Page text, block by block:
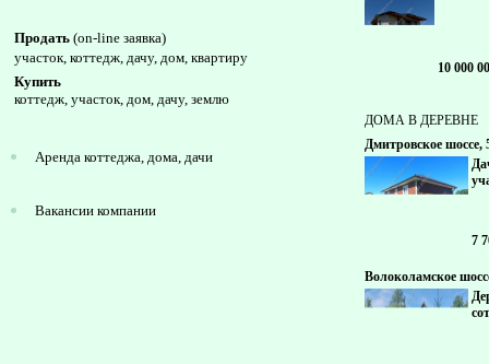
Продать (on-line заявка)
участок, коттедж, дачу, дом, квартиру
Купить
коттедж, участок, дом, дачу, землю
Аренда коттеджа, дома, дачи
Вакансии компании
10 000
ДОМА В ДЕРЕВНЕ
Дмитровское
7
Волоколамское